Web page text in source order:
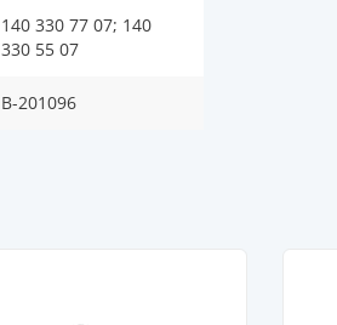
140 330 77 07; 140
330 55 07
B-201096